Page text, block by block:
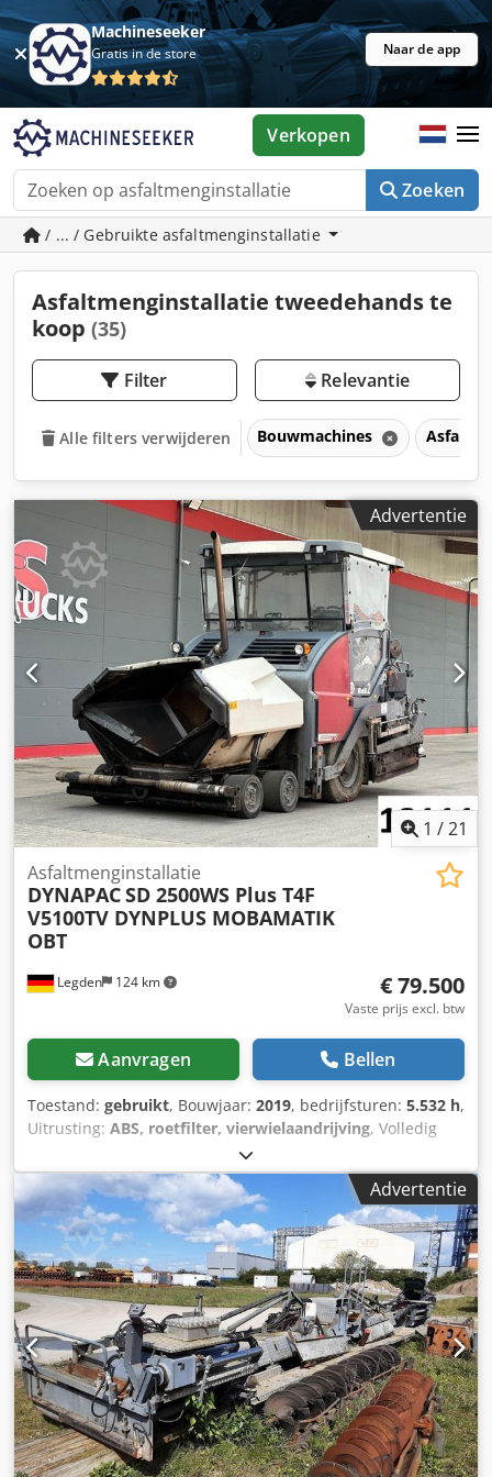
Machineseeker
Gratis in de store Naar de app
Zoeken
Verkopen
/ ... / Gebruikte asfaltmenginstallatie
Asfaltmenginstallatie tweedehands te
koop (35)
Filter Relevantie
Alle filters verwijderen Bouwmachines
Advertentie
1 /21
Legden 124 km
Asfaltmenginstallatie
DYNAPACSD 2500WS Plus T4F
V5100TV DYNPLUS MOBAMATIK
OBT
€ 79.500
Vaste prijs excl. btw
Aanvragen Bellen
Toestand: gebruikt, Bouwjaar: 2019, bedrijfsturen: 5.532 h,
Uitrusting: ABS, roetfilter, vierwielaandrijving, Volledig
uitgeruste SD2500WS PLUS T4F* met beschermdak
Credpoy T Ukdjfx Aklef * Airconditioning * Verwarmde
stoelen * Standkachel * Automatische
nivelleringsfunctie/hellingsregeling * Automatisch centraal
smeersysteem voor de machine en/of de plaat * Traploze
hydrostatische aandrijving * Vooras is een tandemzwenkas
* Dieselmotor Cummins QSB 6.7 - EUIV(T4f) *
Vierwielaandrijving (2 x achterwielen + 4 x voorwielen) *
Pave Manager 2.0 Advanced * SPS-elektronica (CAN-bus),
ECO-modus, elektrische installatie 24 V * Spoorbeschermer
* Mengbak met individuele bediening * Hydraulische
voorbak * Duwrollen met schokdemping * Omkeerbaar
rooster met dubbele ribben en individuele bediening van
de transportbandhelften * Automatische uitschakeling
Advertentie